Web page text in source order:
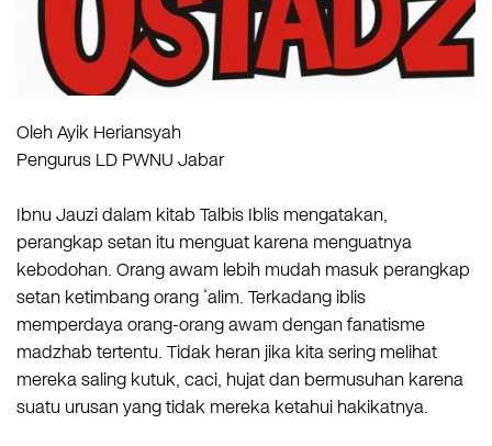
Oleh Ayik Heriansyah
Pengurus LD PWNU Jabar
Ibnu Jauzi dalam kitab Talbis Iblis mengatakan,
perangkap setan itu menguat karena menguatnya
kebodohan. Orang awam lebih mudah masuk perangkap
setan ketimbang orang ‘alim. Terkadang iblis
memperdaya orang-orang awam dengan fanatisme
madzhab tertentu. Tidak heran jika kita sering melihat
mereka saling kutuk, caci, hujat dan bermusuhan karena
suatu urusan yang tidak mereka ketahui hakikatnya.